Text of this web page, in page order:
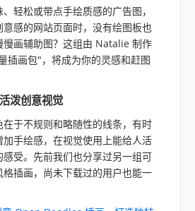
轻松或带点手绘质感的广告图，
感的网站页面时，没有绘图板也
慢画辅助图？这组由 Natalie 制作
插画包"，将成为你的灵感和赶图
泼创意视觉
于不规则和略随性的线条，有时
手绘感，在视觉使用上能给人活
受。先前我们也分享过另一组可
插画，尚未下载过的用户也能一